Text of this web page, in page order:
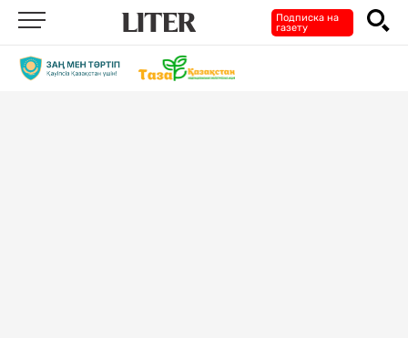
Подписка на
газету